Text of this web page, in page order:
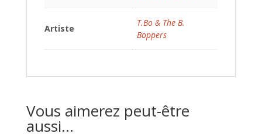
Artiste
T.Bo & The B.
Boppers
Vous aimerez peut-être
aussi…